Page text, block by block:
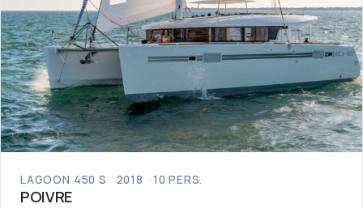
LAGOON 450 S 2018 10 PERS.
POIVRE